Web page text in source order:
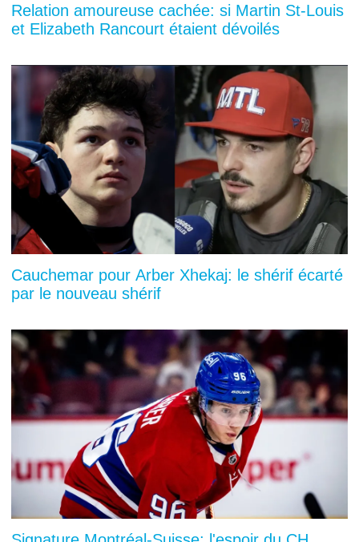
Relation amoureuse cachée: si Martin St-Louis
et Elizabeth Rancourt étaient dévoilés
Cauchemar pour Arber Xhekaj: le shérif écarté
par le nouveau shérif